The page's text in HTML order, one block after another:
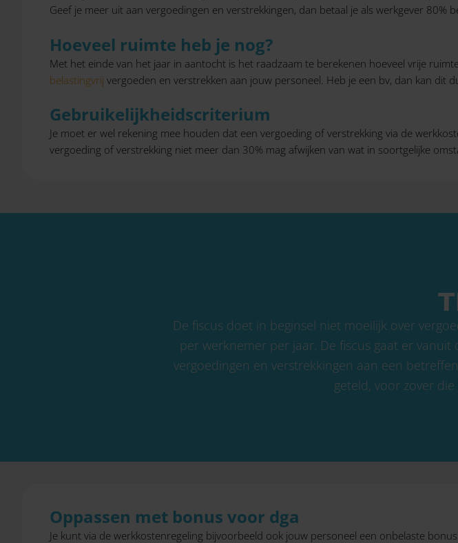
Geef je meer uit aan vergoedingen en verstrekkingen, dan betaal je als werkgever
Hoeveel ruimte heb je nog?
Met het einde van het jaar in aantocht is het raadzaam te berekenen hoeveel vrije
belastingvrij vergoeden en verstrekken aan jouw personeel. Heb je een bv, dan kan dit
Gebruikelijkheidscriterium
Je moet er wel rekening mee houden dat een vergoeding of verstrekking via de
vergoeding of verstrekking niet meer dan 30% mag afwijken van wat in soortgelijke
De fiscus doet in beginsel niet moeilijk over
per werknemer per jaar. De fiscus gaat er vanuit
vergoedingen en verstrekkingen aan een
geteld, voor zover
Oppassen met bonus voor dga
Je kunt via de werkkostenregeling bijvoorbeeld ook jouw personeel een onbelaste